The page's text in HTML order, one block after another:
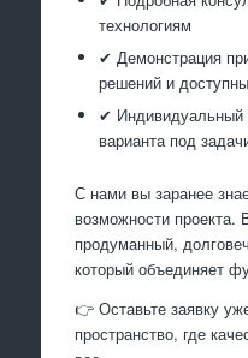
технологиям
✔ Демонстрация
решений и
✔ Индивидуальный
варианта под
С нами вы заранее
возможности проекта.
продуманный,
который объединяет
👉 Оставьте заявку
пространство, где